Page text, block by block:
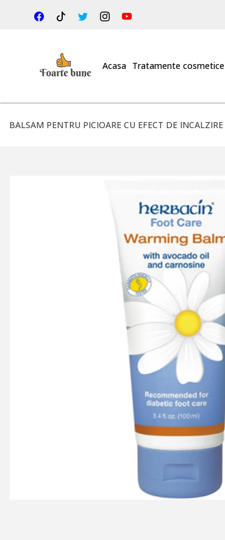
Acasa Tratamente cosmetice
BALSAM PENTRU PICIOARE CU EFECT DE INCALZIRE